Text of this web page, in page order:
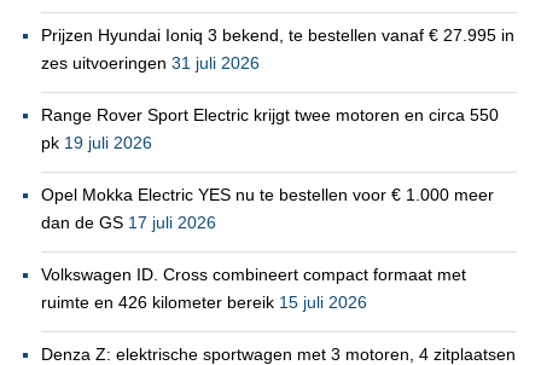
Prijzen Hyundai Ioniq 3 bekend, te bestellen vanaf € 27.995 in
zes uitvoeringen 31 juli 2026
Range Rover Sport Electric krijgt twee motoren en circa 550
pk 19 juli 2026
Opel Mokka Electric YES nu te bestellen voor € 1.000 meer
dan de GS 17 juli 2026
Volkswagen ID. Cross combineert compact formaat met
ruimte en 426 kilometer bereik 15 juli 2026
Denza Z: elektrische sportwagen met 3 motoren, 4 zitplaatsen